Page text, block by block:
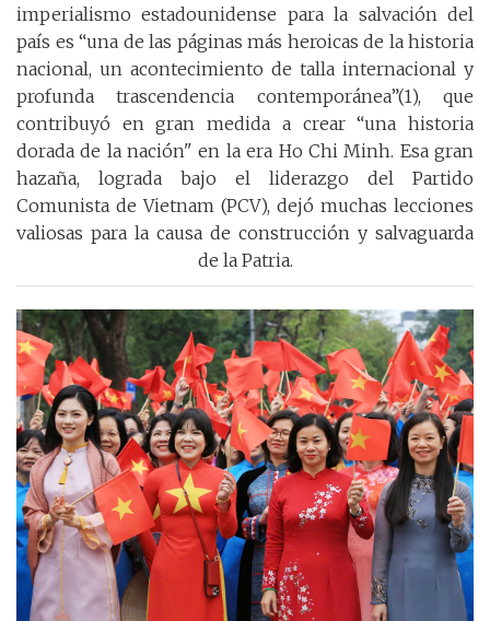
imperialismo estadounidense para la salvación del
país es “una de las páginas más heroicas de la historia
nacional, un acontecimiento de talla internacional y
profunda trascendencia contemporánea”(1), que
contribuyó en gran medida a crear “una historia
dorada de la nación" en la era Ho Chi Minh. Esa gran
hazaña, lograda bajo el liderazgo del Partido
Comunista de Vietnam (PCV), dejó muchas lecciones
valiosas para la causa de construcción y salvaguarda
de la Patria.